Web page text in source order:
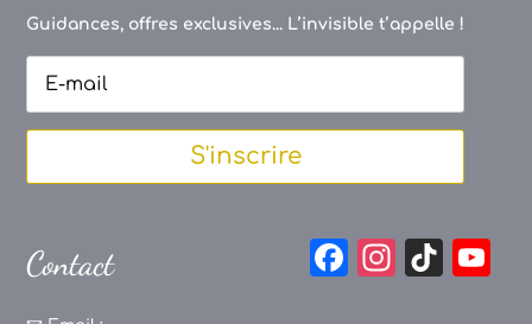
Guidances, offres exclusives... L’invisible t’appelle !
S'inscrire
Contact
F
In
Ti